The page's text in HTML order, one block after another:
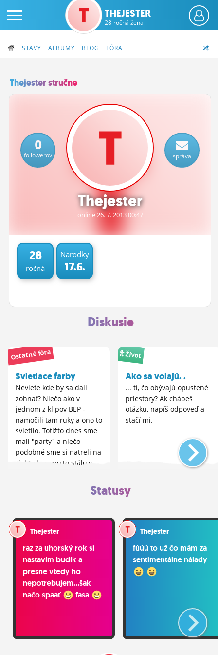
PRIHLÁS SA
ČINŽIAK
FÓRUM
STATUSY
OBRÁZKY
MÔJ PROFIL
NASTAVENIA
THEJESTER
28-ročná žena
STAVY ALBUMY BLOG FÓRA
Thejester stručne
Thejester
online 26.7.2013 00:47
0
followerov správa
28
ročná
Narodky
17.6.
Diskusie
Ostatné fóra
Svietiace farby
Neviete kde by sa dali
zohnať? Niečo ako v
jednom z klipov BEP -
namočili tam ruky a ono to
svietilo. Totižto dnes sme
mali "party" a niečo
podobné sme si natreli na
xichty len ono to stálo v
Život
Ako sa volajú. .
... tí, čo obývajú opustené
priestory? Ak chápeš
otázku, napíš odpoveď a
stačí mi.
Statusy
Thejester
raz za uhorský rok si
nastavím budík a
presne vtedy ho
nepotrebujem...šak
načo spaať
fasa
Thejester
fúúú to už čo mám za
sentimentálne nálady